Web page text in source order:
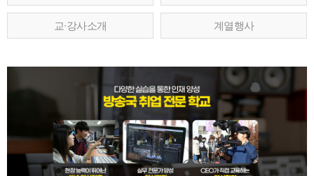
교∙강사소개 계열행사